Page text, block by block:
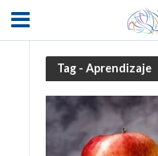
Tag - Aprendizaje